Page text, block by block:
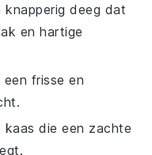
deeg dat
en hartige
frisse en
kaas die een zachte